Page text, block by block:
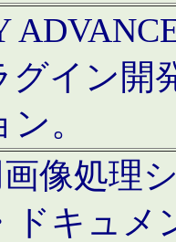
グイン開
。
画像処理
ドキュメ